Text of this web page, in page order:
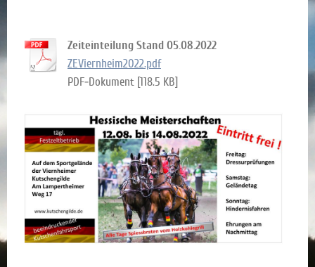
Zeiteinteilung Stand 05.08.2022
ZEViernheim2022.pdf
PDF-Dokument [118.5 KB]